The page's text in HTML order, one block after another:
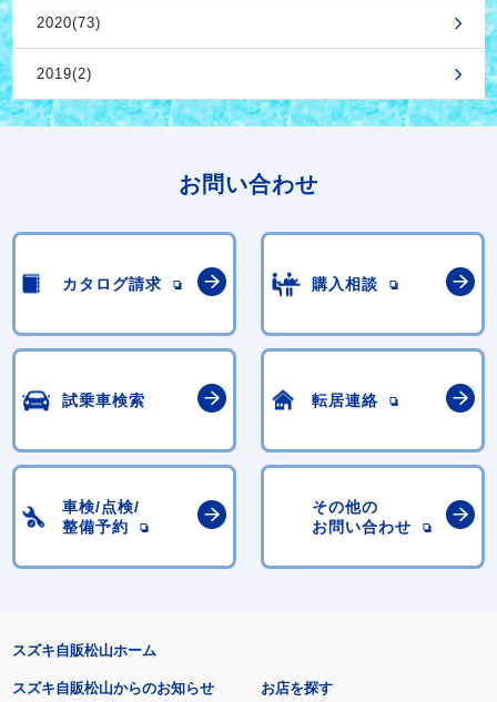
2020(73)
2019(2)
お問い合わせ
カタログ請求 購入相談
試乗車検索 転居連絡
車検/点検/
整備予約
その他の
お問い合わせ
スズキ自販松山ホーム
スズキ自販松山からのお知らせ お店を探す